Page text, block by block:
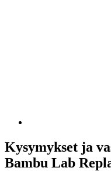
Kysymykset ja
Bambu Lab